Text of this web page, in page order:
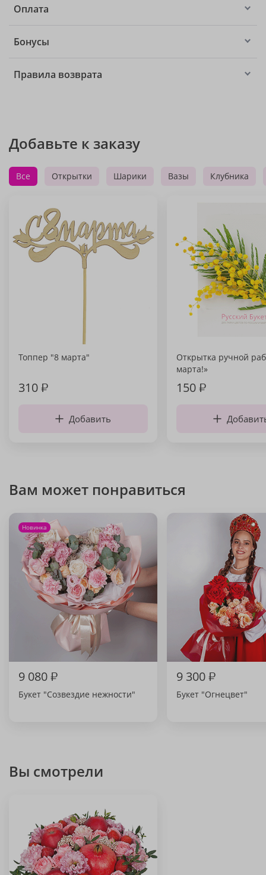
Оплата
Бонусы
Правила возврата
Добавьте к заказу
Все Открытки Шарики Вазы Клубника
Топпер "8 марта"
310₽
Добавить
Открытка ручной
марта!»
150₽
Вам может понравиться
Новинка
9 080₽
Букет "Созвездие нежности"
9 300₽
Букет "Огнецвет"
Вы смотрели